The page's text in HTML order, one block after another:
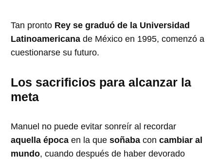
Tan pronto Rey se graduó de la Universidad
Latinoamericana de México en 1995, comenzó a
cuestionarse su futuro.
Los sacrificios para alcanzar la
meta
Manuel no puede evitar sonreír al recordar
aquella época en la que soñaba con cambiar al
mundo, cuando después de haber devorado